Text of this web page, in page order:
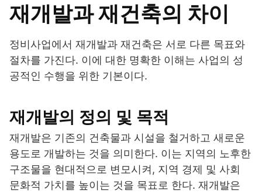
재개발과 재건축의 차이
정비사업에서 재개발과 재건축은 서로 다른 목표와
절차를 가진다. 이에 대한 명확한 이해는 사업의 성
공적인 수행을 위한 기본이다.
재개발의 정의 및 목적
재개발은 기존의 건축물과 시설을 철거하고 새로운
용도로 개발하는 것을 의미한다. 이는 지역의 노후한
구조물을 현대적으로 변모시켜, 지역 경제 및 사회
문화적 가치를 높이는 것을 목표로 한다. 재개발은